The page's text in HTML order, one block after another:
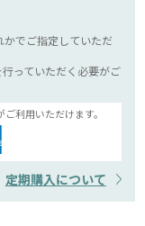
でご指定していただ
っていただく必要がご
利用いただけます。
定期購入について